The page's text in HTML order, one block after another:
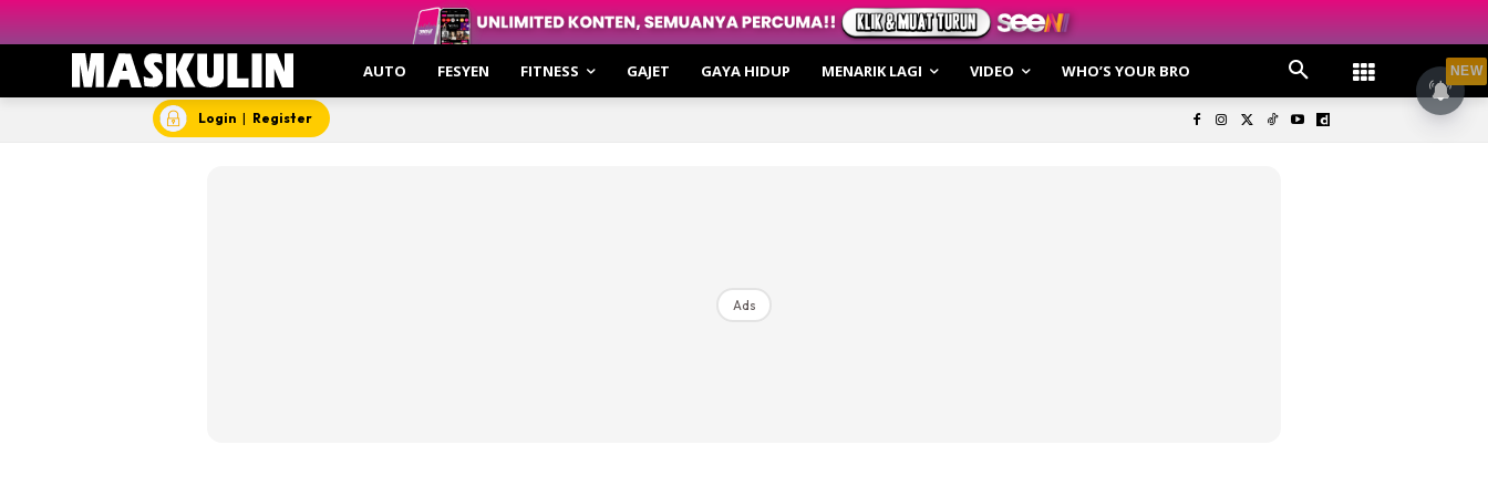
Inspirasi
AUTO FESYEN FITNESS GAJET GAYA HIDUP MENARIK LAGI VIDEO WHO’S YOUR BRO
Login | Register
Ads
NEW